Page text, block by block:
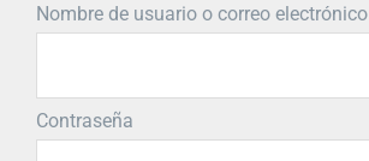
Nombre de usuario o correo electrónico
Contraseña